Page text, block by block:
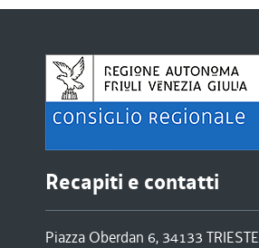
Recapiti e contatti
Piazza Oberdan 6, 34133 TRIESTE